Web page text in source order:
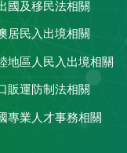
國及移民法相關
居民入出境相關
地區人民入出境相關
販運防制法相關
專業人才事務相關